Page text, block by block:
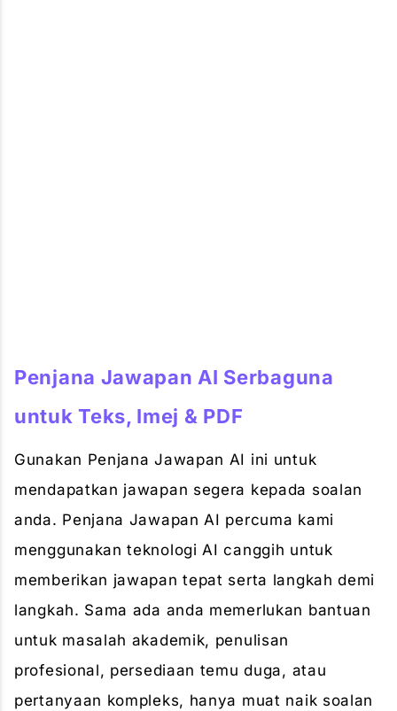
Penjana Jawapan AI Serbaguna
untuk Teks, Imej & PDF
Gunakan Penjana Jawapan AI ini untuk
mendapatkan jawapan segera kepada soalan
anda. Penjana Jawapan AI percuma kami
menggunakan teknologi AI canggih untuk
memberikan jawapan tepat serta langkah demi
langkah. Sama ada anda memerlukan bantuan
untuk masalah akademik, penulisan
profesional, persediaan temu duga, atau
pertanyaan kompleks, hanya muat naik soalan